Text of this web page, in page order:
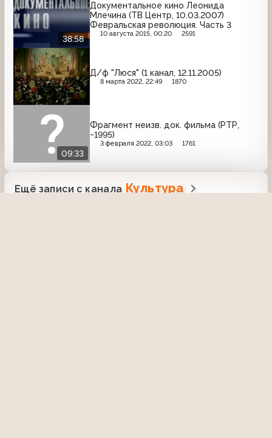
38:58
Документальное кино Леонида
Млечина (ТВ Центр, 10.03.2007)
Февральская революция. Часть 3
10 августа 2015, 00:20 2591
Д/ф "Люся" (1 канал, 12.11.2005)
8 марта 2022, 22:49 1870
09:33
Фрагмент неизв. док. фильма (РТР,
~1995)
3 февраля 2022, 03:03 1761
Ещё записи с канала Культура